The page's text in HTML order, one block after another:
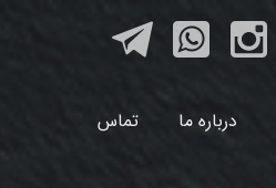
درباره ما تماس